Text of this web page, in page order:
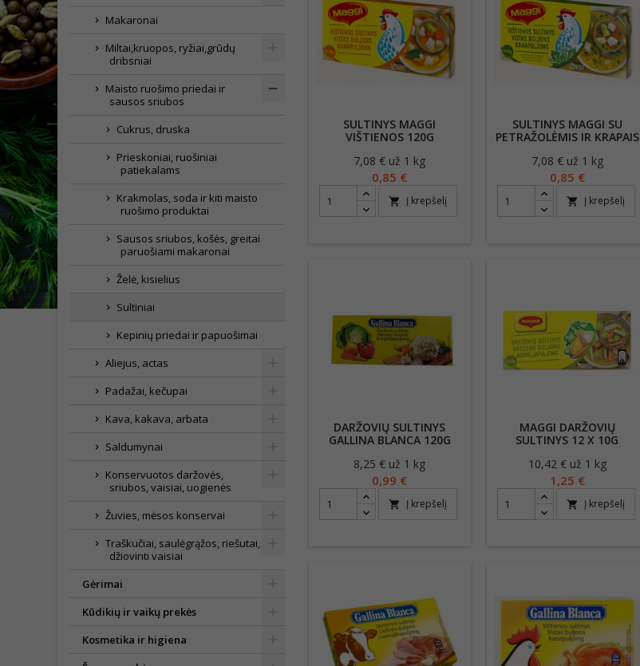
Makaronai
Miltai,kruopos, ryžiai,grūdų
dribsniai
Maisto ruošimo priedai ir
sausos sriubos
Cukrus, druska
Prieskoniai, ruošiniai
patiekalams
Krakmolas, soda ir kiti maisto
ruošimo produktai
Sausos sriubos, košės, greitai
paruošiami makaronai
Želė, kisielius
Sultiniai
Kepinių priedai ir papuošimai
Aliejus, actas
Padažai, kečupai
Kava, kakava, arbata
Saldumynai
Konservuotos daržovės,
sriubos, vaisiai, uogienės
Žuvies, mėsos konservai
Traškučiai, saulėgrąžos, riešutai,
džiovinti vaisiai
Gėrimai
Kūdikių ir vaikų prekės
Kosmetika ir higiena
SULTINYS MAGGI
VIŠTIENOS 120G
Kaina
7,08 € už 1 kg
0,85 €
shopping_cart Į krepšelį
SULTINYS MAGGI SU
PETRAŽOLĖMIS IR KRAPAIS
Kaina
7,08 € už 1 kg
0,85 €
shopping_cart Į krepšelį
DARŽOVIŲ SULTINYS
GALLINA BLANCA 120G
Kaina
8,25 € už 1 kg
0,99 €
shopping_cart Į krepšelį
MAGGI DARŽOVIŲ
SULTINYS 12 X 10G
Kaina
10,42 € už 1 kg
1,25 €
shopping_cart Į krepšelį